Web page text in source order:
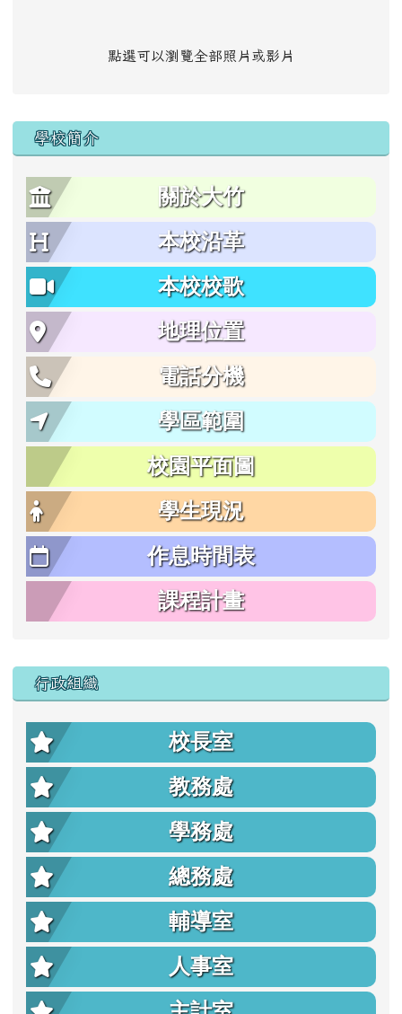
點選可以瀏覽全部照片或影片
學校簡介
關於大竹
本校沿革
本校校歌
地理位置
電話分機
學區範圍
校園平面圖
學生現況
作息時間表
課程計畫
行政組織
校長室
教務處
學務處
總務處
輔導室
人事室